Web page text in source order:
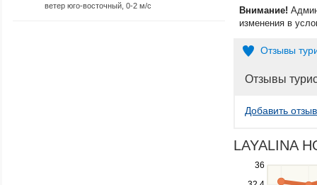
ветер юго-восточный, 0-2 м/с Внимание!
изменения в
Отзывы
Отзывы
Добавить отзыв
LAYALINA
36
Use
the